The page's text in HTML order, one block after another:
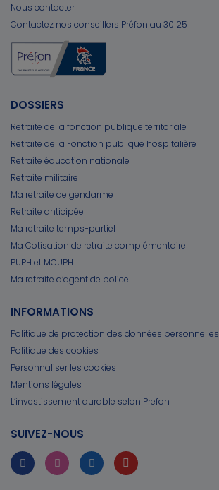
Nous contacter
Contactez nos conseillers Préfon au 30 25
DOSSIERS
Retraite de la fonction publique territoriale
Retraite de la Fonction publique hospitalière
Retraite éducation nationale
Retraite militaire
Ma retraite de gendarme
Retraite anticipée
Ma retraite temps-partiel
Ma Cotisation de retraite complémentaire
PUPH et MCUPH
Ma retraite d’agent de police
INFORMATIONS
Politique de protection des données personnelles
Politique des cookies
Personnaliser les cookies
Mentions légales
L’investissement durable selon Prefon
SUIVEZ-NOUS